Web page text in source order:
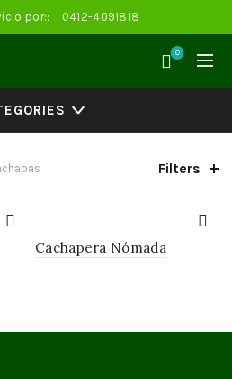
por:: 0412-4091818
0
Filters
Cachapera Nómada